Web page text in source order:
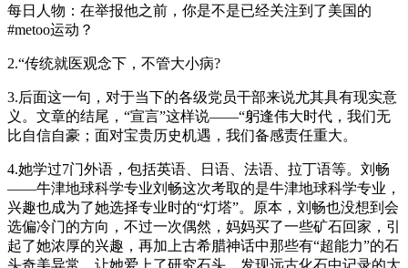
每日人物：在举报他之前，你是不是已经关注到了美国的
#metoo运动？
2.“传统就医观念下，不管大小病?
3.后面这一句，对于当下的各级党员干部来说尤其具有现实意
义。文章的结尾，“宣言”这样说——“躬逢伟大时代，我们无
比自信自豪；面对宝贵历史机遇，我们备感责任重大。
4.她学过7门外语，包括英语、日语、法语、拉丁语等。刘畅
——牛津地球科学专业刘畅这次考取的是牛津地球科学专业，
兴趣也成为了她选择专业时的“灯塔”。原本，刘畅也没想到会
选偏冷门的方向，不过一次偶然，妈妈买了一些矿石回家，引
起了她浓厚的兴趣，再加上古希腊神话中那些有“超能力”的石
头奇美异常，让她爱上了研究石头，发现远古化石中记录的大